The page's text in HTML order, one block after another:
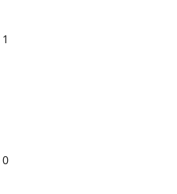
1
0